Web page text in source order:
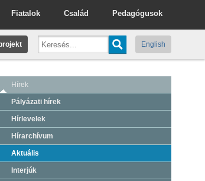
Pedagógusok
Család
Fiatalok
English
Hírek
Pályázati hírek
Hírlevelek
Hírarchívum
Aktuális
Interjúk